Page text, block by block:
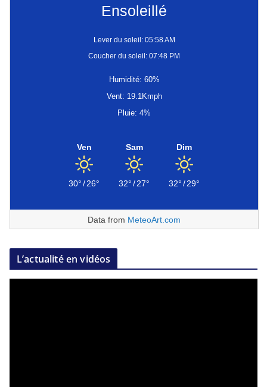
Ensoleillé
Lever du soleil: 05:58 AM
Coucher du soleil: 07:48 PM
Humidité: 60%
Vent: 19.1Kmph
Pluie: 4%
Ven
30°/26°
Sam
32°/27°
Dim
32°/29°
Data from MeteoArt.com
L’actualité en vidéos